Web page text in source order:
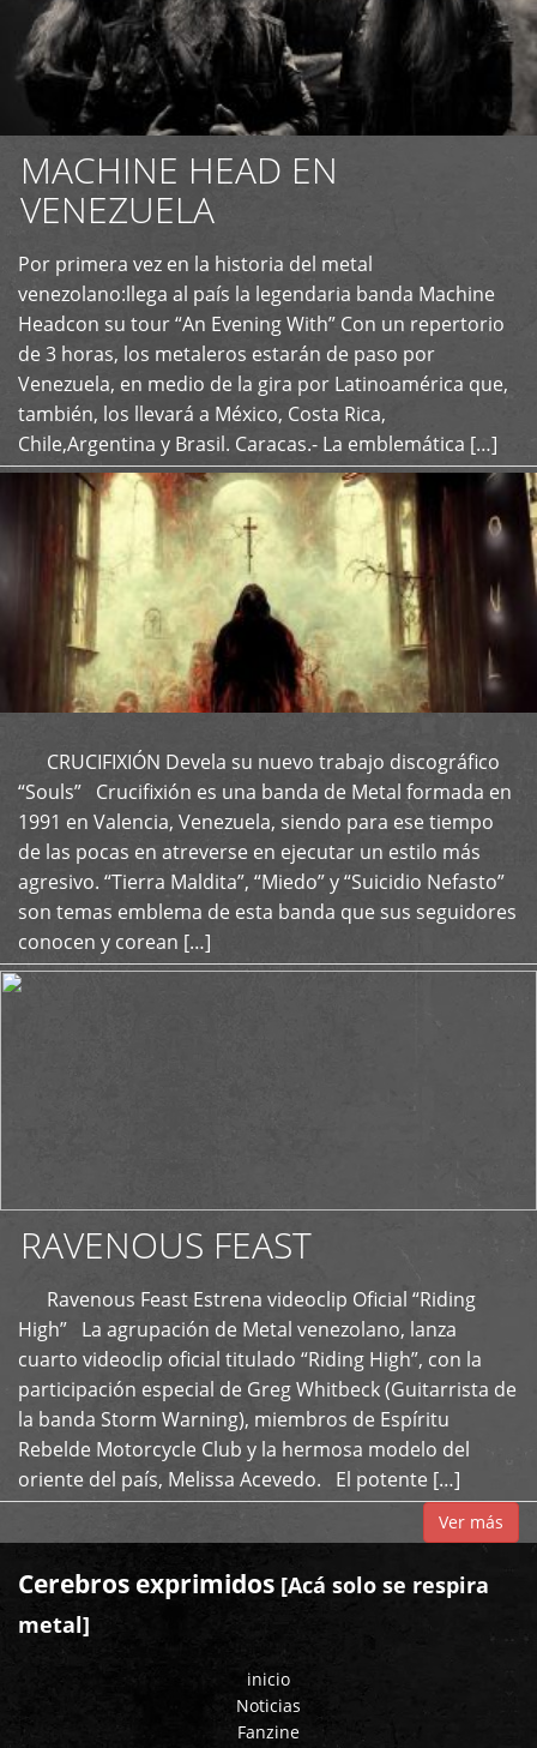
MACHINE HEAD EN
VENEZUELA
Por primera vez en la historia del metal
venezolano:llega al país la legendaria banda Machine
Headcon su tour “An Evening With” Con un repertorio
de 3 horas, los metaleros estarán de paso por
Venezuela, en medio de la gira por Latinoamérica que,
también, los llevará a México, Costa Rica,
Chile,Argentina y Brasil. Caracas.- La emblemática […]
+
CRUCIFIXIÓN Devela su nuevo trabajo discográfico
“Souls” Crucifixión es una banda de Metal formada en
1991 en Valencia, Venezuela, siendo para ese tiempo
de las pocas en atreverse en ejecutar un estilo más
agresivo. “Tierra Maldita”, “Miedo” y “Suicidio Nefasto”
son temas emblema de esta banda que sus seguidores
conocen y corean […]
+
RAVENOUS FEAST
Ravenous Feast Estrena videoclip Oficial “Riding
High” La agrupación de Metal venezolano, lanza
cuarto videoclip oficial titulado “Riding High”, con la
participación especial de Greg Whitbeck (Guitarrista de
la banda Storm Warning), miembros de Espíritu
Rebelde Motorcycle Club y la hermosa modelo del
oriente del país, Melissa Acevedo. El potente […]
Ver más
Cerebros exprimidos [Acá solo se respira
metal]
inicio
Noticias
Fanzine